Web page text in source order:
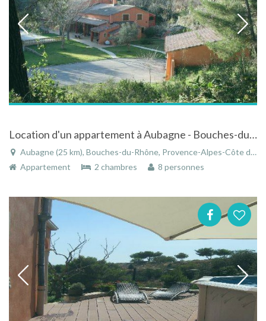
Location d'un appartement à Aubagne - Bouches-du-Rhône - Provence-Alpes-Côte d'Azur
Aubagne (25 km), Bouches-du-Rhône, Provence-Alpes-Côte d'Azur, France
Appartement
2 chambres 8 personnes